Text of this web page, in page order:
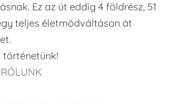
Ez az út eddig 4 földrész, 51
teljes életmódváltáson át
történetünk!